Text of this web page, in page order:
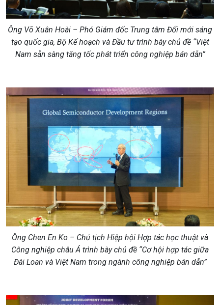
Ông Võ Xuân Hoài – Phó Giám đốc Trung tâm Đổi mới sáng
tạo quốc gia, Bộ Kế hoạch và Đầu tư trình bày chủ đề “Việt
Nam sẵn sàng tăng tốc phát triển công nghiệp bán dẫn”
Ông Chen En Ko – Chủ tịch Hiệp hội Hợp tác học thuật và
Công nghiệp châu Á trình bày chủ đề “Cơ hội hợp tác giữa
Đài Loan và Việt Nam trong ngành công nghiệp bán dẫn”